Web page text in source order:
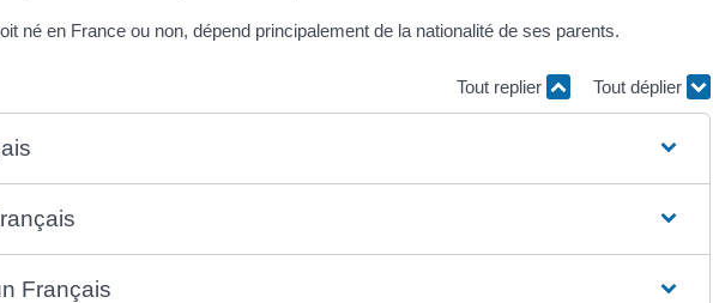
né en France ou non, dépend principalement de la nationalité de ses parents.
Tout replier Tout déplier
Français